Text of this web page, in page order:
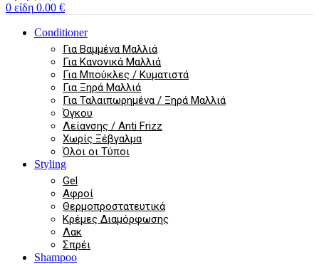
0 είδη 0.00 €
Conditioner
Για Βαμμένα Μαλλιά
Για Κανονικά Μαλλιά
Για Μπούκλες / Κυματιστά
Για Ξηρά Μαλλιά
Για Ταλαιπωρημένα / Ξηρά Μαλλιά
Όγκου
Λείανσης / Anti Frizz
Χωρίς Ξέβγαλμα
Όλοι οι Τύποι
Styling
Gel
Αφροί
Θερμοπροστατευτικά
Κρέμες Διαμόρφωσης
Λακ
Σπρέι
Shampoo